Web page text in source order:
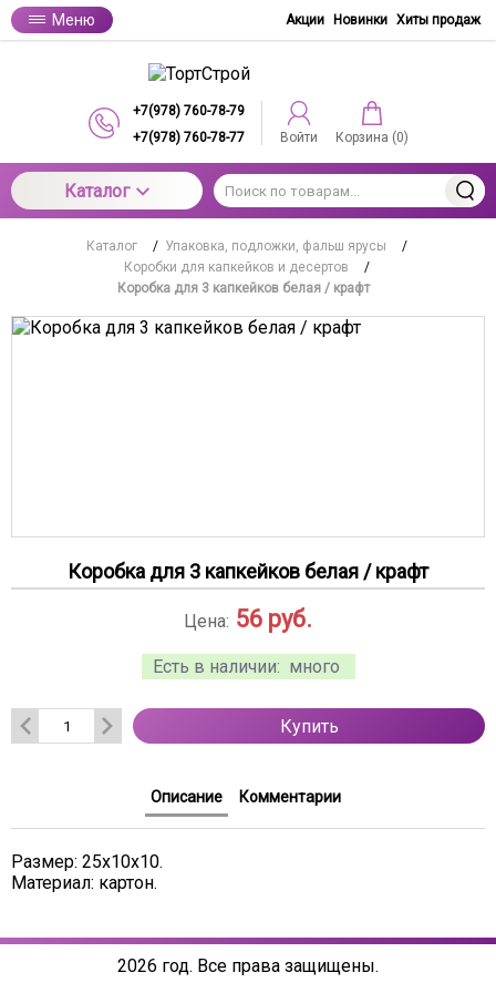
Меню Акции Новинки Хиты продаж
+7(978) 760-78-79
+7(978) 760-78-77
Войти Корзина (0)
Каталог
Каталог / Упаковка, подложки, фальш ярусы
/
Коробки для капкейков и десертов
/
Коробка для 3 капкейков белая / крафт
Коробка для 3 капкейков белая / крафт
Есть в наличии: много
Цена: 56 руб.
Купить
Описание Комментарии
Размер: 25х10х10.
Материал: картон.
2026 год. Все права защищены.